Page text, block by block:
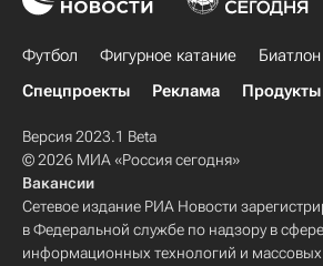
Футбол Фигурное катание Биатлон
Спецпроекты
Реклама
Версия 2023.1 Beta
© 2026 МИА «Россия сегодня»
Вакансии
Сетевое издание РИА Новости
в Федеральной службе по надзору в
информационных технологий и